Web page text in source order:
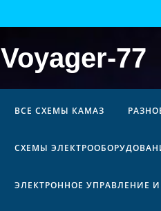
Voyager-77
ВСЕ СХЕМЫ КАМАЗ
СХЕМЫ
ЭЛЕКТРОННОЕ УПРАВЛЕНИЕ